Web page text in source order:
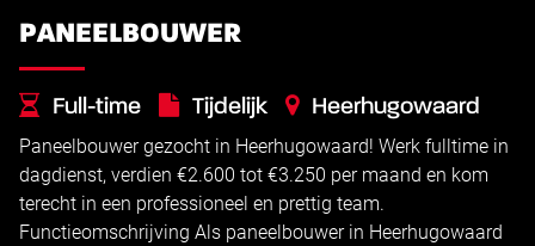
PANEELBOUWER
Full-time Tijdelijk
Heerhugowaard
€2.600 -€3.250
Paneelbouwer gezocht in Heerhugowaard! Werk fulltime in
dagdienst, verdien €2.600 tot €3.250 per maand en kom
terecht in een professioneel en prettig team.
Functieomschrijving Als paneelbouwer in Heerhugowaard